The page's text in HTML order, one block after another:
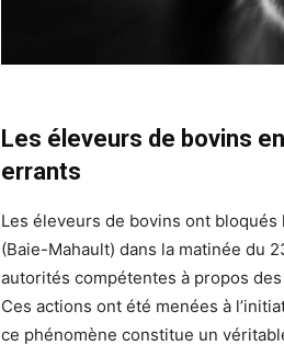
Les éleveurs de bovins
errants
Les éleveurs de bovins ont bloqués
(Baie-Mahault) dans la matinée du
autorités compétentes à propos
Ces actions ont été menées à
ce phénomène constitue un